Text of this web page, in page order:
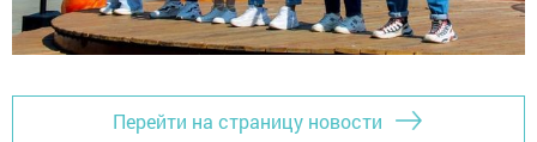
Перейти на страницу новости